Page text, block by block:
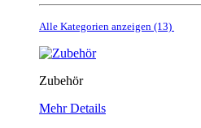
Alle Kategorien anzeigen (13)
Zubehör
Mehr Details